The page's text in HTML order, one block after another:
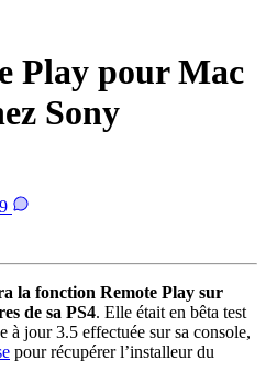
Play pour Mac
Sony
la fonction Remote Play sur
de sa PS4. Elle était en bêta test
à jour 3.5 effectuée sur sa console,
pour récupérer l’installeur du